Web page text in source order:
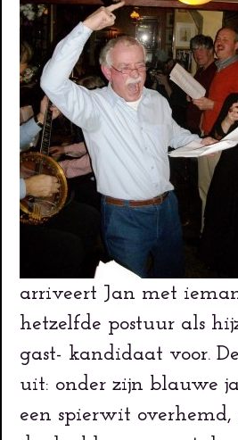
arriveert Jan met
hetzelfde postuur als
gast- kandidaat voor.
uit: onder zijn blauwe
een spierwit overhemd,